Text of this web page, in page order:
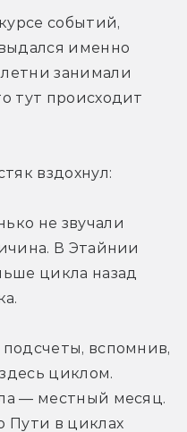
событий,
именно
занимали
тут происходит
вздохнул:
не звучали
В Этайнии
цикла назад
подсчеты, вспомнив,
циклом.
— местный месяц.
Пути в циклах